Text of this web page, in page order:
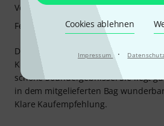
Cookies ablehnen
Impressum ·
Die Crossover F ist leicht im Spiel
Klang. Ich bin Anfänger und erhalte
schöne Soundergebnisse. Sie liegt
in dem mitgelieferten Bag
Klare Kaufempfehlung.
Verarbeitung
Features